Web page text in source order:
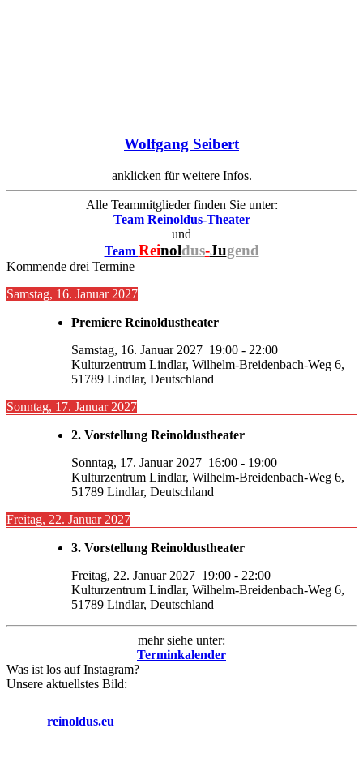
Wolfgang Seibert
anklicken für weitere Infos.
Alle Teammitglieder finden Sie unter:
Team Reinoldus-Theater
und
Team Reinoldus-Jugend
Kommende drei Termine
Samstag, 16. Januar 2027
Premiere Reinoldustheater
Samstag, 16. Januar 2027 19:00 - 22:00
Kulturzentrum Lindlar, Wilhelm-Breidenbach-Weg 6,
51789 Lindlar, Deutschland
Sonntag, 17. Januar 2027
2. Vorstellung Reinoldustheater
Sonntag, 17. Januar 2027 16:00 - 19:00
Kulturzentrum Lindlar, Wilhelm-Breidenbach-Weg 6,
51789 Lindlar, Deutschland
Freitag, 22. Januar 2027
3. Vorstellung Reinoldustheater
Freitag, 22. Januar 2027 19:00 - 22:00
Kulturzentrum Lindlar, Wilhelm-Breidenbach-Weg 6,
51789 Lindlar, Deutschland
mehr siehe unter:
Terminkalender
Was ist los auf Instagram?
Unsere aktuellstes Bild:
reinoldus.eu